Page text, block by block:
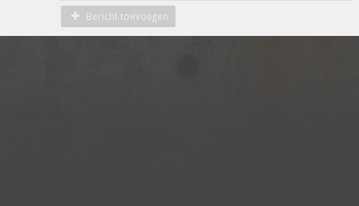
Bericht toevoegen